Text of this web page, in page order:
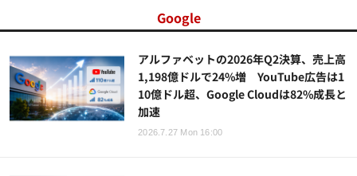
Google
アルファベットの2026年Q2決算、売上高
1,198億ドルで24%増 YouTube広告は1
10億ドル超、Google Cloudは82%成長と
加速
2026.7.27 Mon 16:00